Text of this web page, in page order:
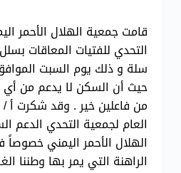
قامت جمعية الهلال الأحمر
حيث أن السكن لا يدعم من
من فاعلين خير . وقد شكرت أ /
العام لجمعية التحدي
الهلال الأحمر اليمني
الراهنة التي يمر بها وطننا